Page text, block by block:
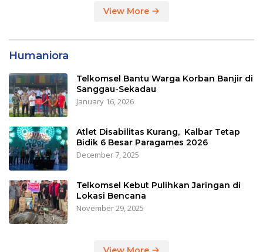
View More
Humaniora
Telkomsel Bantu Warga Korban Banjir di
Sanggau-Sekadau
January 16, 2026
Atlet Disabilitas Kurang, Kalbar Tetap
Bidik 6 Besar Paragames 2026
December 7, 2025
Telkomsel Kebut Pulihkan Jaringan di
Lokasi Bencana
November 29, 2025